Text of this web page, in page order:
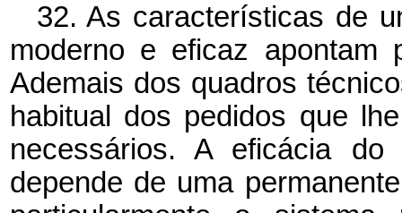
32. As características de
moderno e eficaz apontam
Ademais dos quadros
habitual dos pedidos que
necessários. A eficácia do
depende de uma